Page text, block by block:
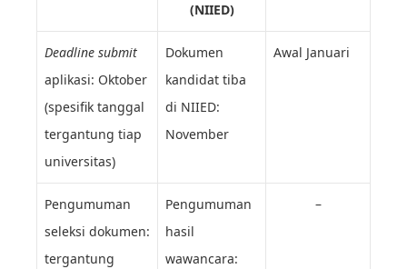
(NIIED)
Deadline submit
aplikasi: Oktober
(spesifik tanggal
tergantung tiap
universitas)
Dokumen
kandidat tiba
di NIIED:
November
Awal Januari
Pengumuman
seleksi dokumen:
tergantung
Pengumuman
hasil
wawancara:
–